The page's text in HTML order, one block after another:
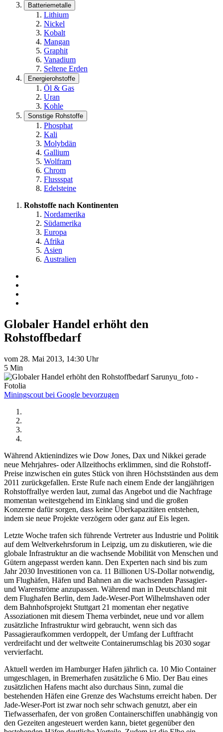
Batteriemetalle
Lithium
Nickel
Kobalt
Mangan
Graphit
Vanadium
Seltene Erden
Energierohstoffe
Öl & Gas
Uran
Kohle
Sonstige Rohstoffe
Phosphat
Kali
Molybdän
Gallium
Wolfram
Chrom
Flussspat
Edelsteine
Rohstoffe nach Kontinenten
Nordamerika
Südamerika
Europa
Afrika
Asien
Australien
Globaler Handel erhöht den
Rohstoffbedarf
vom 28. Mai 2013, 14:30 Uhr
5 Min
Sarunyu_foto -
Fotolia
Miningscout bei Google bevorzugen
Während Aktienindizes wie Dow Jones, Dax und Nikkei gerade
neue Mehrjahres- oder Allzeithochs erklimmen, sind die Rohstoff-
Preise inzwischen ein gutes Stück von ihren Höchstständen aus dem
2011 zurückgefallen. Erste Rufe nach einem Ende der langjährigen
Rohstoffrallye werden laut, zumal das Angebot und die Nachfrage
momentan weitestgehend im Einklang sind und die großen
Konzerne dafür sorgen, dass keine Überkapazitäten entstehen,
indem sie neue Projekte verzögern oder ganz auf Eis legen.
Letzte Woche trafen sich führende Vertreter aus Industrie und Politik
auf dem Weltverkehrsforum in Leipzig, um zu diskutieren, wie die
globale Infrastruktur an die wachsende Mobilität von Menschen und
Gütern angepasst werden kann. Den Experten nach sind bis zum
Jahr 2030 Investitionen von ca. 11 Billionen US-Dollar notwendig,
um Flughäfen, Häfen und Bahnen an die wachsenden Passagier-
und Warenströme anzupassen. Während man in Deutschland mit
dem Flughafen Berlin, dem Jade-Weser-Port Wilhelmshaven oder
dem Bahnhofsprojekt Stuttgart 21 momentan eher negative
Assoziationen mit diesem Thema verbindet, neue und vor allem
zusätzliche Infrastruktur wird gebraucht, wenn sich das
Passagieraufkommen verdoppelt, der Umfang der Luftfracht
verdreifacht und der weltweite Containerumschlag bis 2030 sogar
vervierfacht.
Aktuell werden im Hamburger Hafen jährlich ca. 10 Mio Container
umgeschlagen, in Bremerhafen zusätzliche 6 Mio. Der Bau eines
zusätzlichen Hafens macht also durchaus Sinn, zumal die
bestehenden Häfen eine Grenze des Wachstums erreicht haben. Der
Jade-Weser-Port ist zwar noch sehr schwach genutzt, aber ein
Tiefwasserhafen, der von großen Containerschiffen unabhängig von
den Gezeiten angesteuert werden kann, bietet gegenüber den